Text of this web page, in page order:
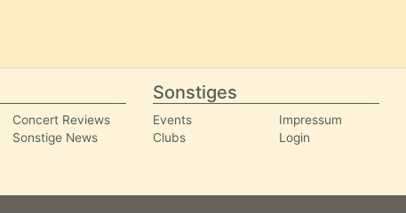
Concert Reviews
Sonstige News
Sonstiges
Events
Clubs
Impressum
Login